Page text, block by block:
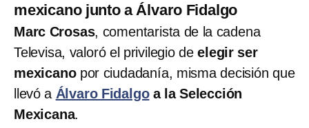
mexicano junto a Álvaro Fidalgo
Marc Crosas, comentarista de la cadena
Televisa, valoró el privilegio deelegir ser
mexicano por ciudadanía, misma decisión que
llevó a Álvaro Fidalgoa la Selección
Mexicana.